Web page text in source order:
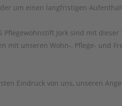
um einen langfristigen
Pflegewohnstift Jork sind mit
mit unseren Wohn-, Pflege- und
Eindruck von uns, unseren